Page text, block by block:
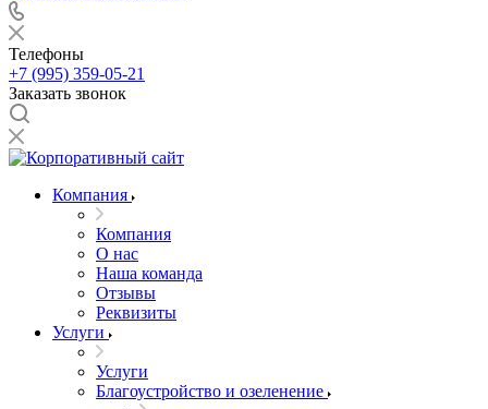
Телефоны
+7 (995) 359-05-21
Заказать звонок
Компания
Компания
О нас
Наша команда
Отзывы
Реквизиты
Услуги
Услуги
Благоустройство и озеленение